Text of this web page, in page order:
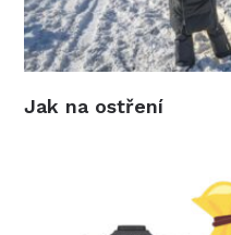
Jak na ostření